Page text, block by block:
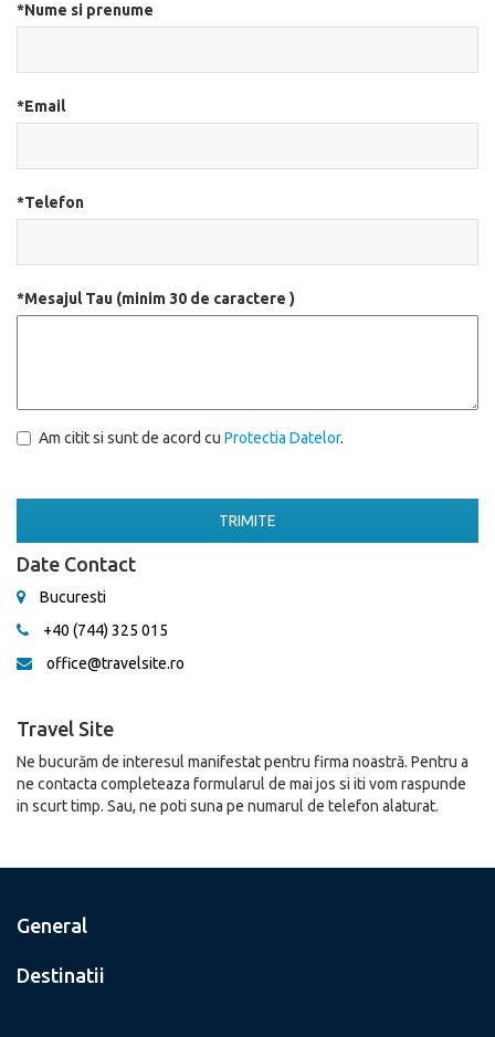
*Nume si prenume
*Email
*Telefon
*Mesajul Tau (minim 30 de caractere )
Am citit si sunt de acord cu Protectia Datelor.
TRIMITE
Date Contact
Bucuresti
+40 (744) 325 015
office@travelsite.ro
Travel Site
Ne bucurăm de interesul manifestat pentru firma noastră. Pentru a
ne contacta completeaza formularul de mai jos si iti vom raspunde
in scurt timp. Sau, ne poti suna pe numarul de telefon alaturat.
General
Destinatii